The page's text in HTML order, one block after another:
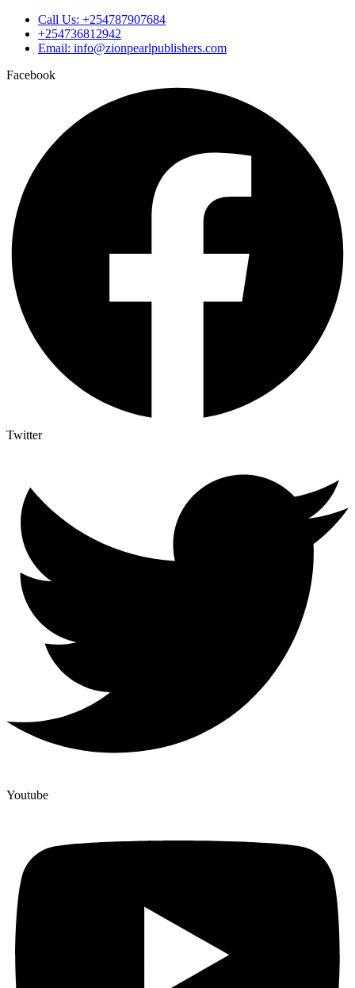
Call Us: +254787907684
+254736812942
Email: info@zionpearlpublishers.com
Facebook
Twitter
Youtube